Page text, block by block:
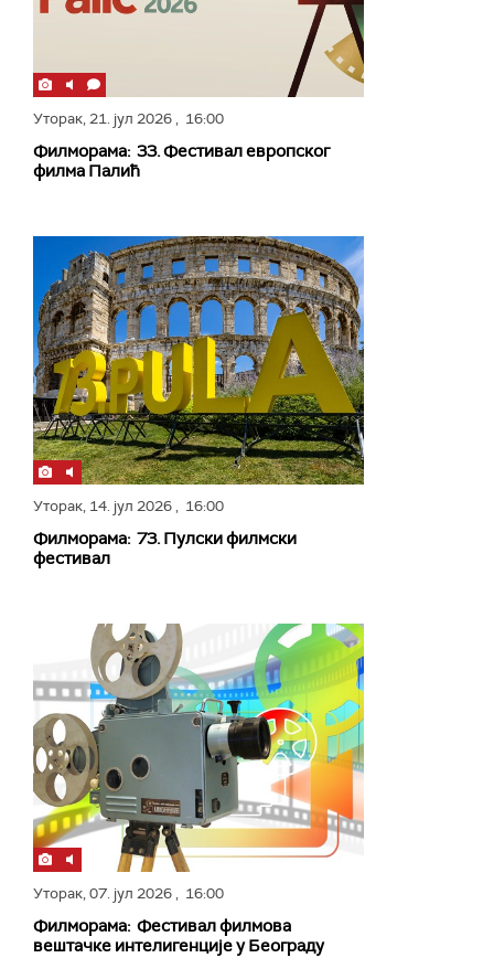
Уторак,21. јул 2026, 16:00
Филморама: 33. Фестивал европског
филма Палић
Уторак, 14. јул 2026, 16:00
Филморама: 73. Пулски филмски
фестивал
Уторак,07. јул 2026, 16:00
Филморама: Фестивал филмова
вештачке интелигенције у Београду